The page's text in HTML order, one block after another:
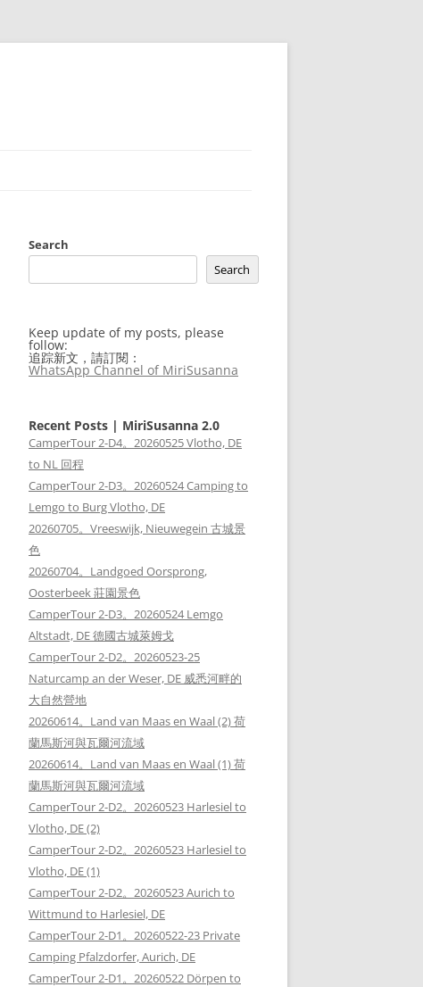
Search
Search
Keep update of my posts, please
follow:
追踪新文，請訂閱：
WhatsApp Channel of MiriSusanna
Recent Posts | MiriSusanna 2.0
CamperTour 2-D4。20260525 Vlotho, DE
to NL 回程
CamperTour 2-D3。20260524 Camping to
Lemgo to Burg Vlotho, DE
20260705。Vreeswijk, Nieuwegein 古城景
色
20260704。Landgoed Oorsprong,
Oosterbeek 莊園景色
CamperTour 2-D3。20260524 Lemgo
Altstadt, DE 德國古城萊姆戈
CamperTour 2-D2。20260523-25
Naturcamp an der Weser, DE 威悉河畔的
大自然營地
20260614。Land van Maas en Waal (2) 荷
蘭馬斯河與瓦爾河流域
20260614。Land van Maas en Waal (1) 荷
蘭馬斯河與瓦爾河流域
CamperTour 2-D2。20260523 Harlesiel to
Vlotho, DE (2)
CamperTour 2-D2。20260523 Harlesiel to
Vlotho, DE (1)
CamperTour 2-D2。20260523 Aurich to
Wittmund to Harlesiel, DE
CamperTour 2-D1。20260522-23 Private
Camping Pfalzdorfer, Aurich, DE
CamperTour 2-D1。20260522 Dörpen to